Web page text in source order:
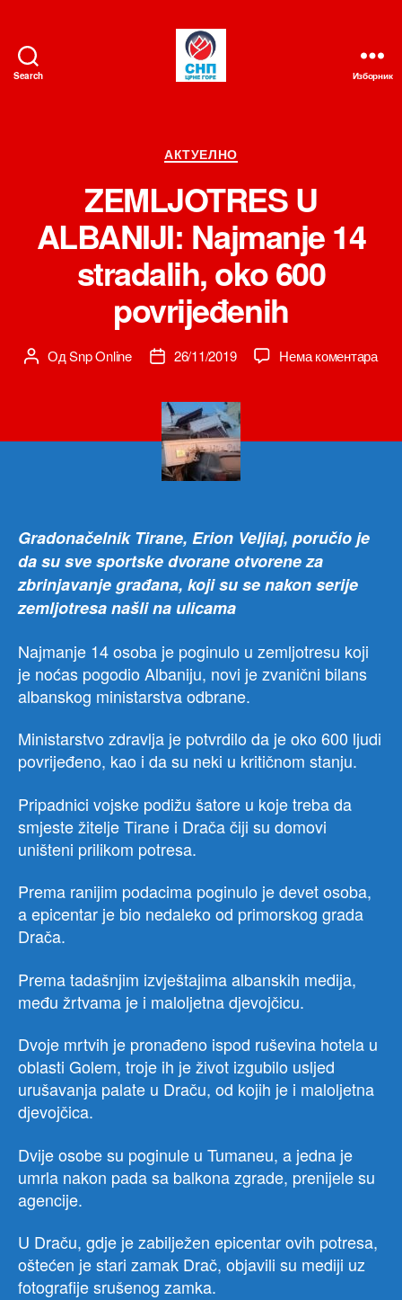
Search Изборник
Категорије
АКТУЕЛНО
ZEMLJOTRES U
ALBANIJI: Najmanje 14
stradalih, oko 600
povrijeđenih
Аутор
ОдSnp Online
Датум26/11/2019 Нема коментарана
Gradonačelnik Tirane, Erion Veljiaj, poručio je
da su sve sportske dvorane otvorene za
zbrinjavanje građana, koji su se nakon serije
zemljotresa našli na ulicama
Najmanje 14 osoba je poginulo u zemljotresu koji
je noćas pogodio Albaniju, novi je zvanični bilans
albanskog ministarstva odbrane.
Ministarstvo zdravlja je potvrdilo da je oko 600 ljudi
povrijeđeno, kao i da su neki u kritičnom stanju.
Pripadnici vojske podižu šatore u koje treba da
smjeste žitelje Tirane i Drača čiji su domovi
uništeni prilikom potresa.
Prema ranijim podacima poginulo je devet osoba,
a epicentar je bio nedaleko od primorskog grada
Drača.
Prema tadašnjim izvještajima albanskih medija,
među žrtvama je i maloljetna djevojčicu.
Dvoje mrtvih je pronađeno ispod ruševina hotela u
oblasti Golem, troje ih je život izgubilo usljed
urušavanja palate u Draču, od kojih je i maloljetna
djevojčica.
Dvije osobe su poginule u Tumaneu, a jedna je
umrla nakon pada sa balkona zgrade, prenijele su
agencije.
U Draču, gdje je zabilježen epicentar ovih potresa,
oštećen je stari zamak Drač, objavili su mediji uz
fotografije srušenog zamka.